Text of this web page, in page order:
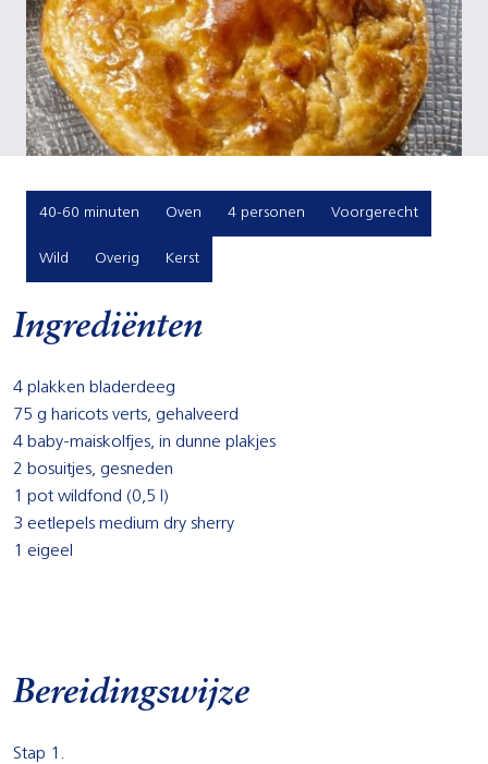
40-60 minuten Oven 4 personen Voorgerecht
Wild Overig Kerst
Ingrediënten
4 plakken bladerdeeg
75 g haricots verts, gehalveerd
4 baby-maiskolfjes, in dunne plakjes
2 bosuitjes, gesneden
1 pot wildfond (0,5 l)
3 eetlepels medium dry sherry
1 eigeel
Bereidingswijze
Stap 1.